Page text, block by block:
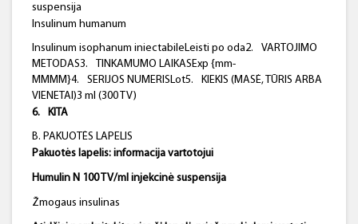
suspensija
Insulinum humanum
Insulinum isophanum iniectabileLeisti po oda2.
VARTOJIMO
METODAS3.
TINKAMUMO LAIKASExp {mm-
MMMM}4.
SERIJOS NUMERISLot5.
KIEKIS (MASĖ, TŪRIS ARBA
VIENETAI)3 ml (300 TV)
6.
KITA
B. PAKUOTĖS LAPELIS
Pakuotės lapelis: informacija vartotojui
Humulin N 100 TV/ml injekcinė suspensija
Žmogaus insulinas